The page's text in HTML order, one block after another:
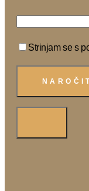
Strinjam se s